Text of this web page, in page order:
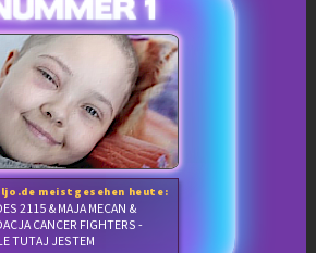
meistgesehen heute:
2115 & MAJA MECAN &
CANCER FIGHTERS -
TUTAJ JESTEM